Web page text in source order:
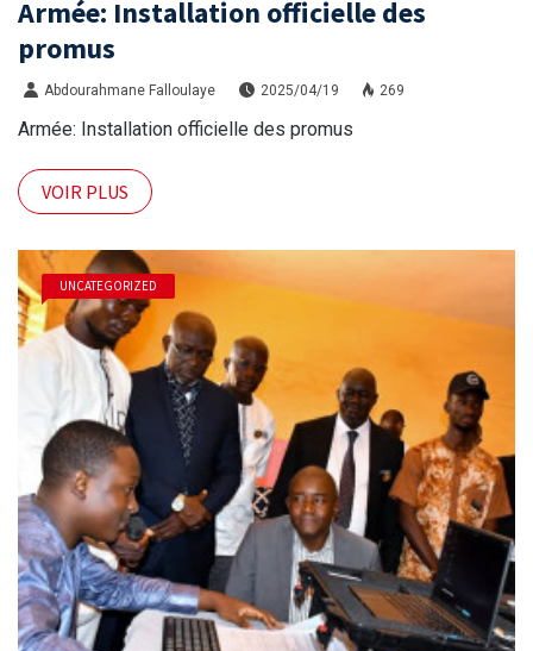
Armée: Installation officielle des
promus
Abdourahmane Falloulaye 2025/04/19 269
Armée: Installation officielle des promus
VOIR PLUS
UNCATEGORIZED